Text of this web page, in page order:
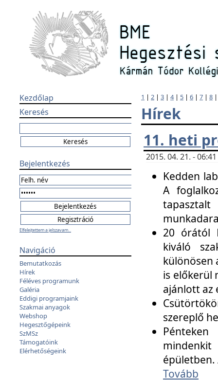
Kezdőlap
Keresés
Bejelentkezés
Elfelejtettem a jelszavam...
Navigáció
Bemutatkozás
Hírek
Féléves programunk
Galéria
Eddigi programjaink
Szakmai anyagok
Webshop
Hegesztőgépeink
SzMSz
Támogatóink
Elérhetőségeink
1 | 2 | 3 | 4| 5 | 6 | 7 | 8
Hírek
11. heti
2015. 04. 21. -
Kedden
A
20 órától
kiváló
különösen
is előkerül
ajánlott az
szereplő
épületben.
Tovább